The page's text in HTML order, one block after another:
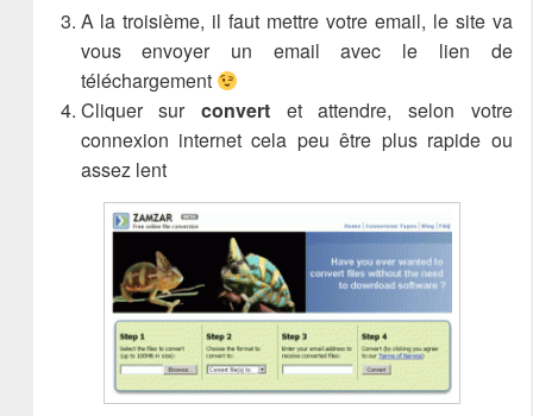
A la troisième, il faut mettre votre email, le site va
vous envoyer un email avec le lien de
téléchargement
Cliquer sur convertet attendre, selon votre
connexion internet cela peu être plus rapide ou
assez lent